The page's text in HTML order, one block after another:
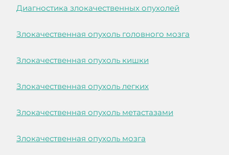
Диагностика злокачественных опухолей
Злокачественная опухоль головного мозга
Злокачественная опухоль кишки
Злокачественная опухоль легких
Злокачественная опухоль метастазами
Злокачественная опухоль мозга